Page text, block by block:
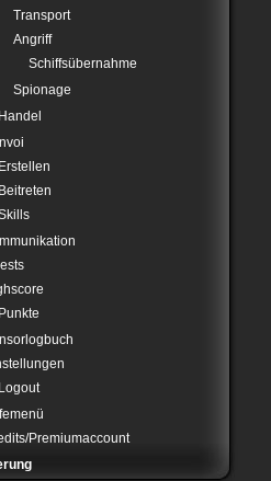
Transport
Angriff
Schiffsübernahme
Spionage
Handel
Erstellen
Beitreten
Punkte
Logout
Premiumaccount